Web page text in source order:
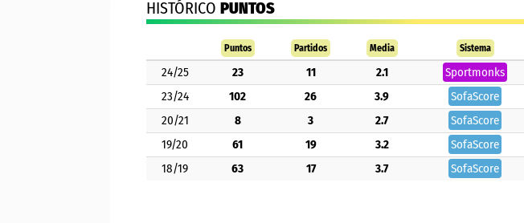
HISTÓRICO PUNTOS
Puntos Partidos Media Sistema
24/25 23 11 2.1
Sportmonks
23/24
102 26 3.9
SofaScore
20/21
8 3 2.7
SofaScore
19/20
61 19 3.2
SofaScore
18/19
63 17 3.7 SofaScore